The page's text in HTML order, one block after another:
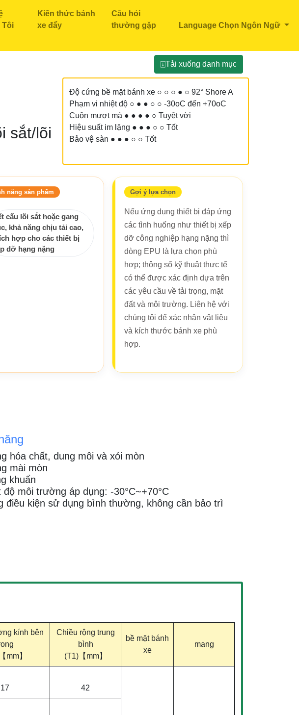
Tôi
Kiến thức bánh
xe đẩy
Câu hỏi
thường gặp
Language Chọn Ngôn Ngữ
⍗Tải xuống danh mục
sắt/lõi
Độ cứng bề mặt bánh xe ○ ○ ○ ● ○ 92° Shore A
Phạm vi nhiệt độ ○ ● ● ○ ○ -30oC đến +70oC
Cuộn mượt mà ● ● ● ● ○ Tuyệt vời
Hiệu suất im lặng ● ● ● ○ ○ Tốt
Bảo vệ sàn ● ● ● ○ ○ Tốt
năng sản phẩm
cấu lõi sắt hoặc gang
khả năng chịu tải cao,
hợp cho các thiết bị
dỡ hạng nặng
Gợi ý lựa chọn
Nếu ứng dụng thiết bị đáp ứng
các tình huống như thiết bị xếp
dỡ công nghiệp hạng nặng thì
dòng EPU là lựa chọn phù
hợp; thông số kỹ thuật thực tế
có thể được xác định dựa trên
các yêu cầu về tải trọng, mặt
đất và môi trường. Liên hệ với
chúng tôi để xác nhận vật liệu
và kích thước bánh xe phù
hợp.
hóa chất, dung môi và xói mòn
mài mòn
khuẩn
độ môi trường áp dụng: -30°C~+70°C
điều kiện sử dụng bình thường, không cần bảo trì
kính bên
mm】
Chiều rộng trung
bình
(T1)【mm】
bề mặt bánh
xe
mang
17 42